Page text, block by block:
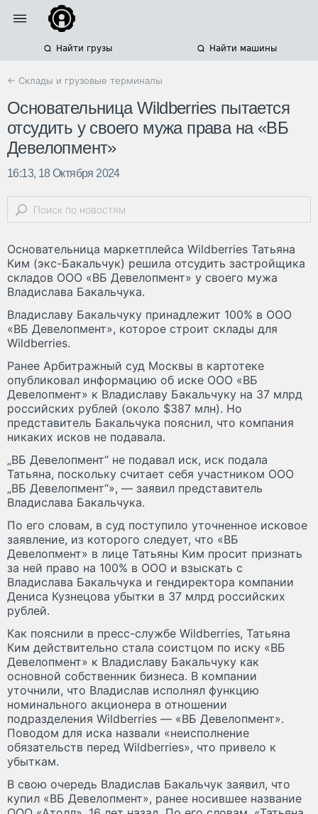
Найти грузы Найти машины
← Склады и грузовые терминалы
Основательница Wildberries пытается
отсудить у своего мужа права на «ВБ
Девелопмент»
16:13, 18 Октября 2024
Основательница маркетплейса Wildberries Татьяна
Ким (экс-Бакальчук) решила отсудить застройщика
складов ООО «ВБ Девелопмент» у своего мужа
Владислава Бакальчука.
Владиславу Бакальчуку принадлежит 100% в ООО
«ВБ Девелопмент», которое строит склады для
Wildberries.
Ранее Арбитражный суд Москвы в картотеке
опубликовал информацию об иске ООО «ВБ
Девелопмент» к Владиславу Бакальчуку на 37 млрд
российских рублей (около $387 млн). Но
представитель Бакальчука пояснил, что компания
никаких исков не подавала.
„ВБ Девелопмент“ не подавал иск, иск подала
Татьяна, поскольку считает себя участником ООО
„ВБ Девелопмент“», — заявил представитель
Владислава Бакальчука.
По его словам, в суд поступило уточненное исковое
заявление, из которого следует, что «ВБ
Девелопмент» в лице Татьяны Ким просит признать
за ней право на 100% в ООО и взыскать с
Владислава Бакальчука и гендиректора компании
Дениса Кузнецова убытки в 37 млрд российских
рублей.
Как пояснили в пресс-службе Wildberries, Татьяна
Ким действительно стала соистцом по иску «ВБ
Девелопмент» к Владиславу Бакальчуку как
основной собственник бизнеса. В компании
уточнили, что Владислав исполнял функцию
номинального акционера в отношении
подразделения Wildberries — «ВБ Девелопмент».
Поводом для иска назвали «неисполнение
обязательств перед Wildberries», что привело к
убыткам.
В свою очередь Владислав Бакальчук заявил, что
купил «ВБ Девелопмент», ранее носившее название